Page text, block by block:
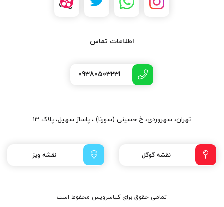
اطلاعات تماس
09380503231
تهران، سهروردی، خ حسینی (سورنا) ، پاساژ سهیل، پلاک 13
نقشه گوگل نقشه ویز
تمامی حقوق برای کیاسرویس محفوط است